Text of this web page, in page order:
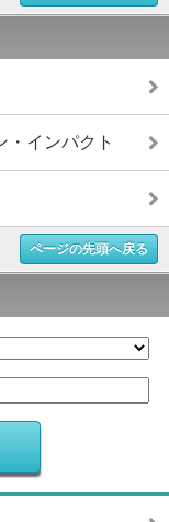
・インパクト
ページの先頭へ戻る